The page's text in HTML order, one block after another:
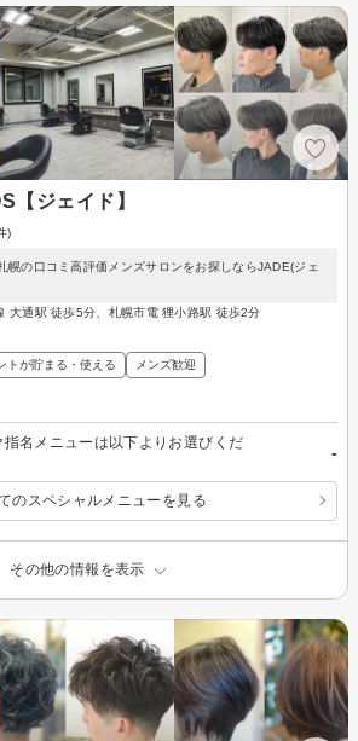
ジェイド】
)
の口コミ高評価メンズサロンをお探しならJADE(ジェ
大通駅 徒歩5分、札幌市電 狸小路駅 徒歩2分
トが貯まる・使える メンズ歓迎
指名メニューは以下よりお選びくだ
-
のスペシャルメニューを見る
その他の情報を表示